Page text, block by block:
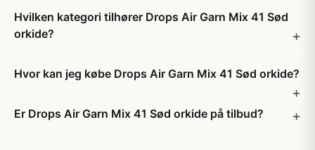
Hvilken kategori tilhører Drops Air Garn Mix 41 Sød
orkide?
Hvor kan jeg købe Drops Air Garn Mix 41 Sød orkide?
Er Drops Air Garn Mix 41 Sød orkide på tilbud?